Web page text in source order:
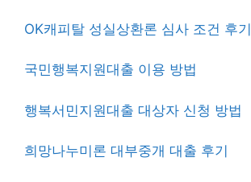
OK캐피탈 성실상환론 심사 조건 후기
국민행복지원대출 이용 방법
행복서민지원대출 대상자 신청 방법
희망나누미론 대부중개 대출 후기